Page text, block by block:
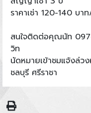
ราคาเช่า 120-140 บา
สนใจติดต่อคุณนัท
วิท
นัดหมายเข้าชมแจ้งล่ว
ชลบุรี ศรีราชา